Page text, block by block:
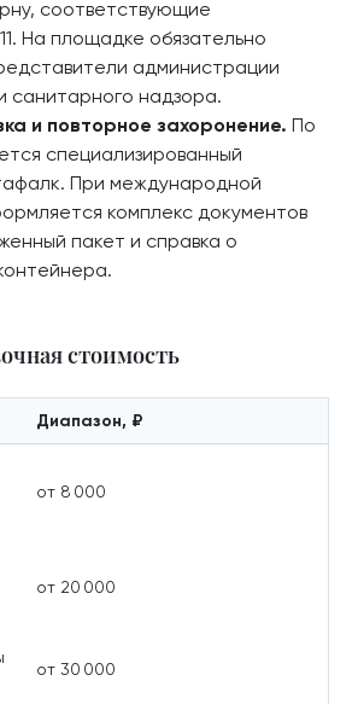
соответствующие
На площадке обязательно
администрации
надзора.
и повторное захоронение. По
специализированный
При международной
комплекс документов
пакет и справка о
стоимость
Диапазон, ₽
от 8 000
от 20 000
от 30 000